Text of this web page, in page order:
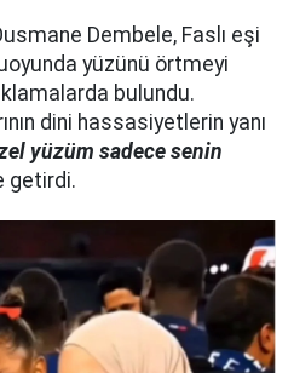
Dembele, Faslı eşi
yüzünü örtmeyi
bulundu.
dini hassasiyetlerin yanı
yüzüm sadece senin
getirdi.